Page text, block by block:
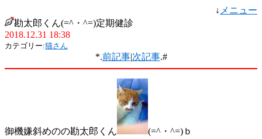
↓ メニュー
勘太郎くん(=^・^=)定期健診
2018.12.31 18:38
カテゴリー:猫さん
*.前記事|次記事.#
御機嫌斜めのの勘太郎くん (=^・^=)ｂ